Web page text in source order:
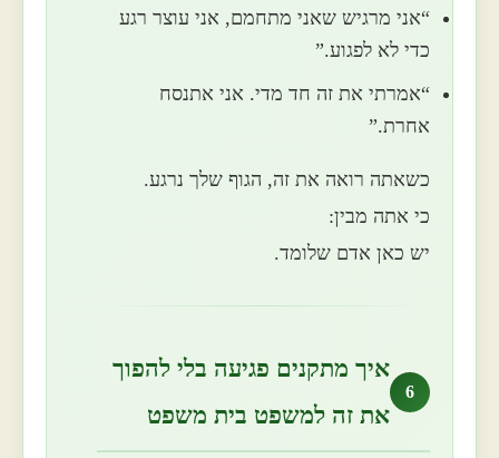
“אני מרגיש שאני מתחמם, אני עוצר רגע
כדי לא לפגוע.”
“אמרתי את זה חד מדי. אני אתנסח
אחרת.”
כשאתה רואה את זה, הגוף שלך נרגע.
כי אתה מבין:
יש כאן אדם שלומד.
6
איך מתקנים פגיעה בלי להפוך
את זה למשפט בית משפט